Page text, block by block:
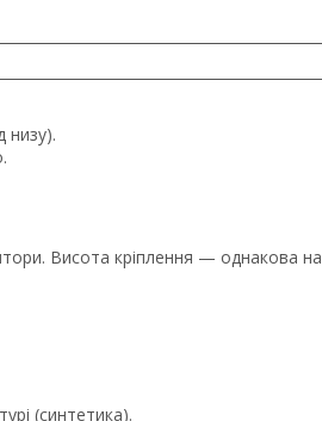
низу).
Висота кріплення — однакова на
(синтетика).